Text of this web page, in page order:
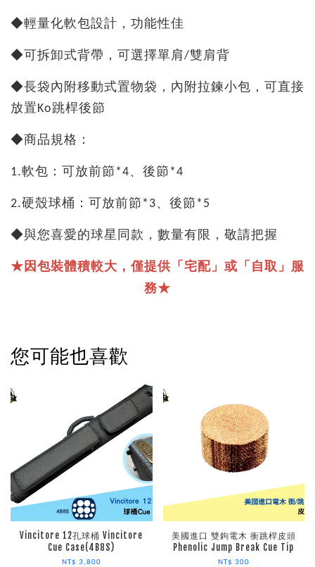
◆輕量化軟包設計，功能性佳
◆可拆卸式背帶，可選擇單肩/雙肩背
◆長袋內附移動式置物袋，內附拉鍊小包，可直接
放置Ko跳桿後節
◆商 品規格：
1.軟包：可放前節*4、後節*4
2.硬殼球桶： 可放前節*3、後節*5
◆與您喜愛的球星同款，數量有限，敬請把握
★因包裝體積較大，僅提供「宅配」或「自取」服
務★
您可能也喜歡
Vincitore 12孔球桶 Vincitore
Cue Case(4B8S)
NT$ 3,800
美國進口 雙鉤電木 衝跳桿皮頭
Phenolic Jump Break Cue Tip
NT$ 300